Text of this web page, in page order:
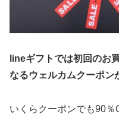
lineギフトでは初回のお
なるウェルカムクーポン
いくらクーポンでも90％